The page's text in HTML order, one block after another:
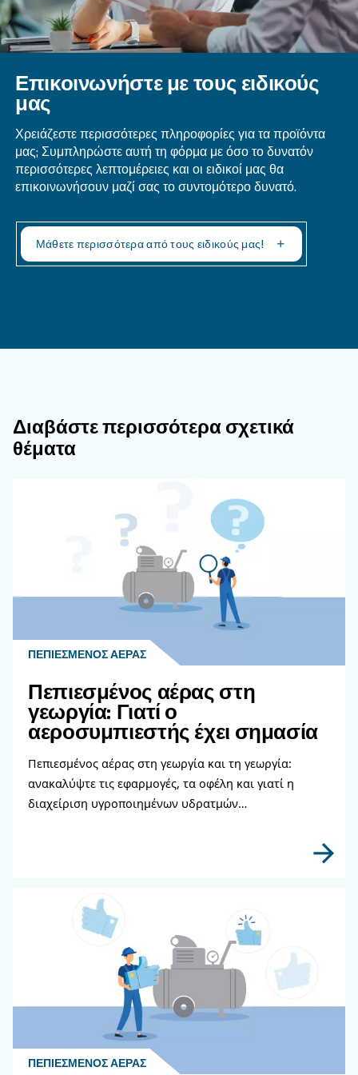
μπορεί να μειώσει σημαντικά την έκθεση σε
4. Χρησιμοποιήστε ηχομονωτικές κουβέρτες
μπορούν να χρησιμοποιηθούν για την κάλυψη του
αεροσυμπιεστή και τη μείωση της εξόδου θορύβου.
Ερωτήσεις και απαντήσεις
Ναι, η παρατεταμένη έκθεση σε επίπεδα
μπορεί να προκαλέσουν βλάβη στην ακοή.
Υπάρχουν Πλήρως Αθόρυβοι
Αεροσυμπιεστές;